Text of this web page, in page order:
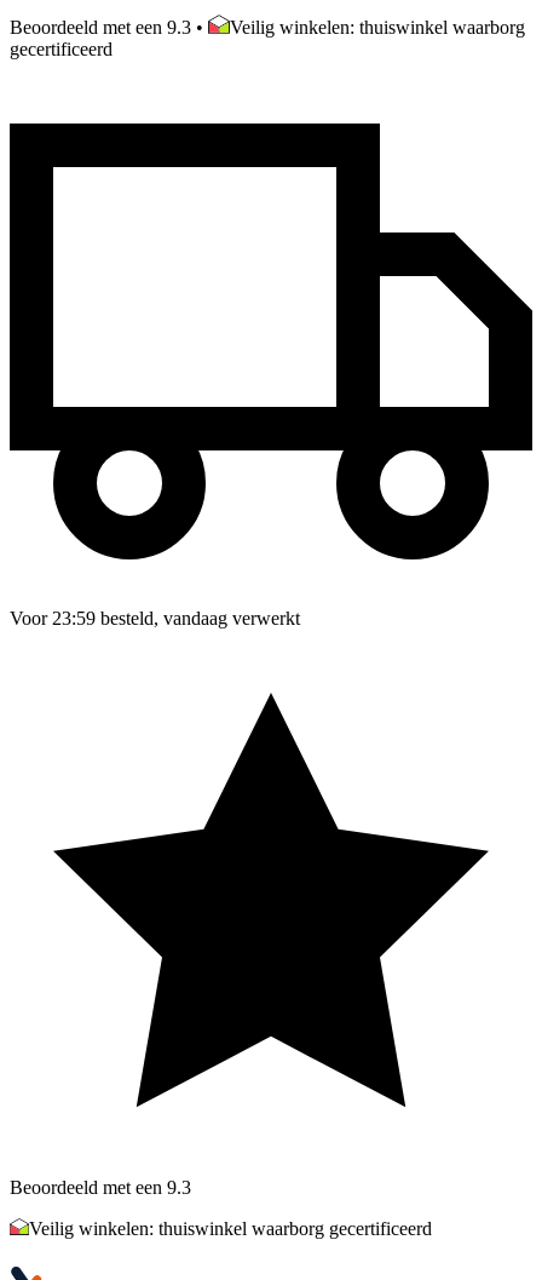
Beoordeeld met een 9.3 •
Veilig winkelen: thuiswinkel waarborg
gecertificeerd
Voor 23:59 besteld, vandaag verwerkt
Beoordeeld met een 9.3
Veilig winkelen: thuiswinkel waarborg gecertificeerd